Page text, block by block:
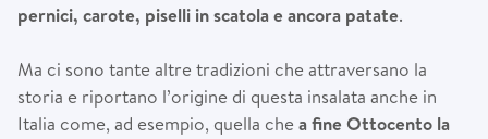
pernici, carote, piselli in scatola e ancora patate.
Ma ci sono tante altre tradizioni che attraversano la
storia e riportano l’origine di questa insalata anche in
Italia come, ad esempio, quella che a fine Ottocento la